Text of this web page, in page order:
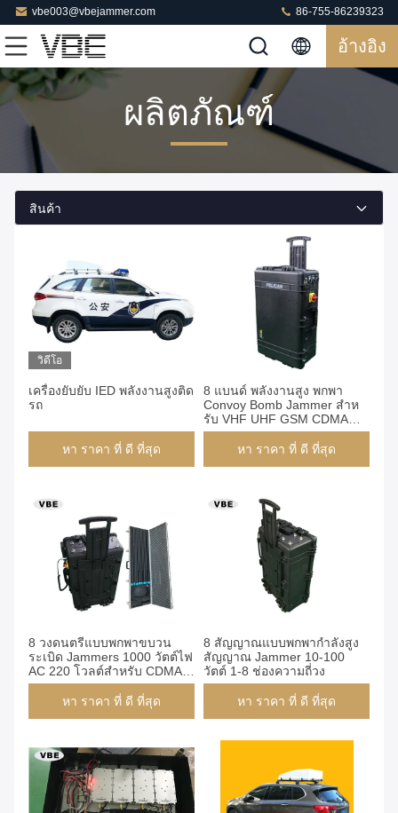
vbe003@vbejammer.com 86-755-86239323
อ้างอิง
ผลิตภัณฑ์
สินค้า
วิดีโอ
เครื่องยับยับ IED พลังงานสูงติด
รถ
หา ราคา ที่ ดี ที่สุด
8 แบนด์ พลังงานสูง พกพา
Convoy Bomb Jammer สําห
รับ VHF UHF GSM CDMA
DCS 3G 4G 5G WIFI
หา ราคา ที่ ดี ที่สุด
8 วงดนตรีแบบพกพาขบวน
ระเบิด Jammers 1000 วัตต์ไฟ
AC 220 โวลต์สำหรับ CDMA /
GSM / DCS
หา ราคา ที่ ดี ที่สุด
8 สัญญาณแบบพกพากำลังสูง
สัญญาณ Jammer 10-100
วัตต์ 1-8 ช่องความถี่วง
หา ราคา ที่ ดี ที่สุด